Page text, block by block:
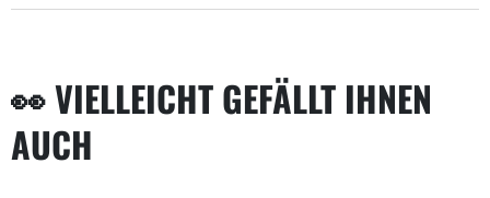
👀 VIELLEICHT GEFÄLLT IHNEN
AUCH